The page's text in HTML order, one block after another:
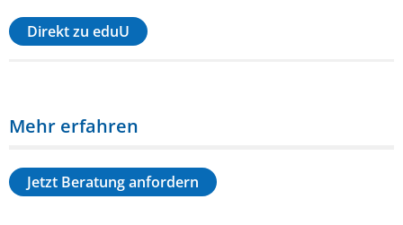
Direkt zu eduU
Mehr erfahren
Jetzt Beratung anfordern